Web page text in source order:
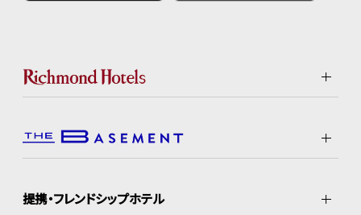
提携・フレンドシップホテル